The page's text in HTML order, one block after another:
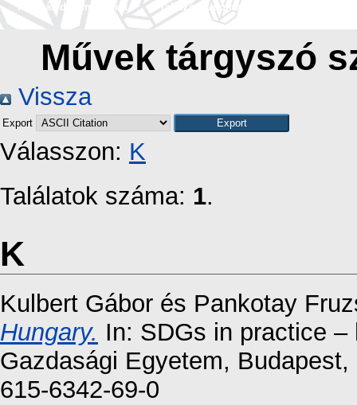
Tallózás dátum szerint
Tallózás tudományterület szerint
Művek tárgyszó
Vissza
Export
Válasszon: K
Találatok száma: 1.
K
Kulbert Gábor és Pankotay
Hungary. In: SDGs in practice
Gazdasági Egyetem,
615-6342-69-0